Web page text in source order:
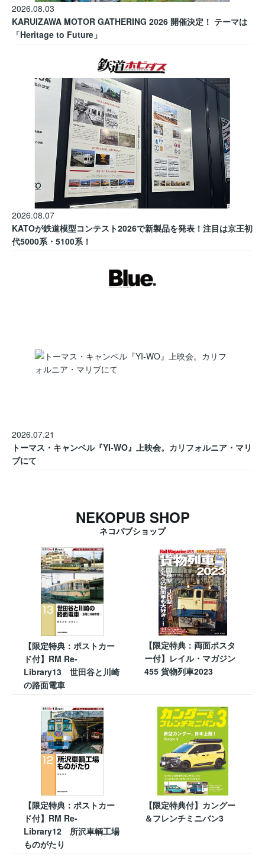
2026.08.03
KARUIZAWA MOTOR GATHERING 2026 開催決定！ テーマは
「Heritage to Future」
2026.08.07
KATOが鉄道模型コンテスト2026で新製品を発表！注目は京王初
代5000系・5100系！
2026.07.21
トーマス・キャンベル『YI-WO』上映会。カリフォルニア・マリ
ブにて
NEKOPUB SHOP
ネコパブショップ
【限定特典：ポストカー
ド付】RM Re-
Library13 世田谷と川崎
の路面電車
【限定特典：両面ポスタ
ー付】レイル・マガジン
455 貨物列車2023
【限定特典：ポストカー
ド付】RM Re-
Library12 所沢車輌工場
ものがたり
【限定特典付】カングー
＆フレンチミニバン3